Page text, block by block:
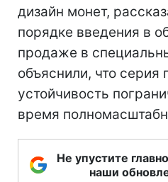
дизайн монет,
порядке введения в
продаже в
объяснили, что серия
устойчивость
время
Не упустите
наши